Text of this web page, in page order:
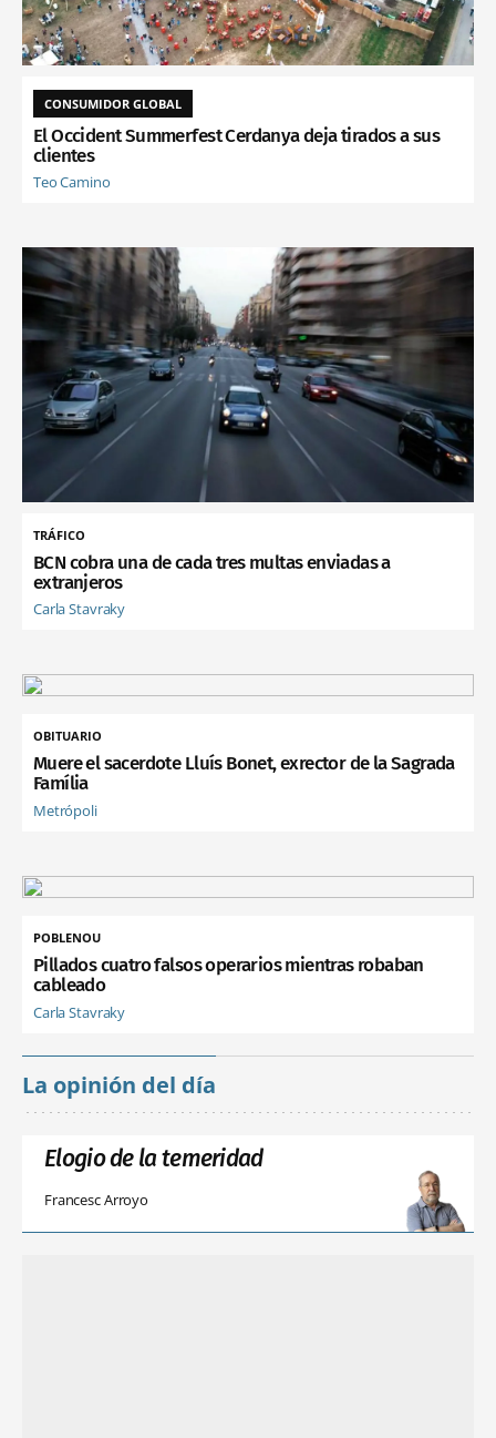
CONSUMIDOR GLOBAL
El Occident Summerfest Cerdanya deja tirados a sus
clientes
Teo Camino
TRÁFICO
BCN cobra una de cada tres multas enviadas a
extranjeros
Carla Stavraky
OBITUARIO
Muere el sacerdote Lluís Bonet, exrector de la Sagrada
Família
Metrópoli
POBLENOU
Pillados cuatro falsos operarios mientras robaban
cableado
Carla Stavraky
La opinión del día
Elogio de la temeridad
Francesc Arroyo